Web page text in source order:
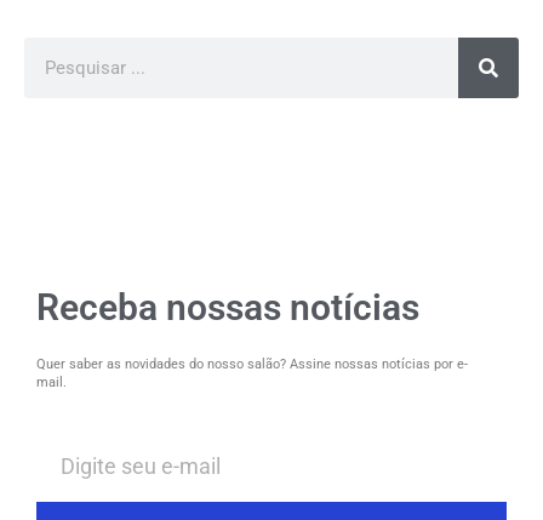
Receba nossas notícias
Quer saber as novidades do nosso salão? Assine nossas notícias por e-
mail.